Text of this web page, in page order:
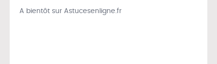
A bientôt sur Astucesenligne.fr